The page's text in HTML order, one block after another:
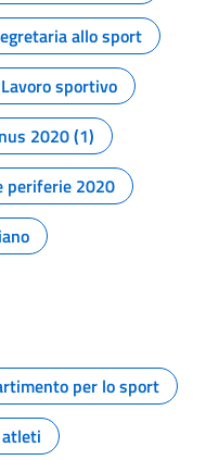
allo sport
Lavoro sportivo
2020 (1)
periferie 2020
per lo sport